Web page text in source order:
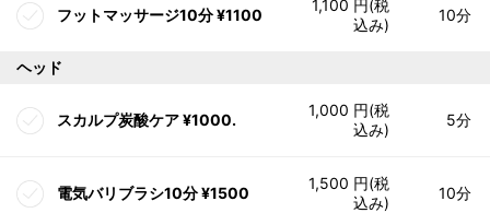
フットマッサージ10分 ¥1100
1,100 円(税
込み)
10分
ヘッド
スカルプ炭酸ケア ¥1000.
1,000 円(税
込み)
5分
電気バリブラシ10分 ¥1500
1,500 円(税
込み)
10分